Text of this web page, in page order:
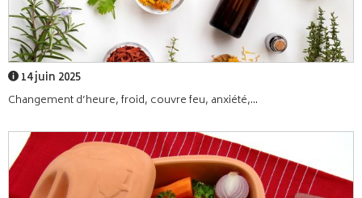
14 juin 2025
Changement d’heure, froid, couvre feu, anxiété,...